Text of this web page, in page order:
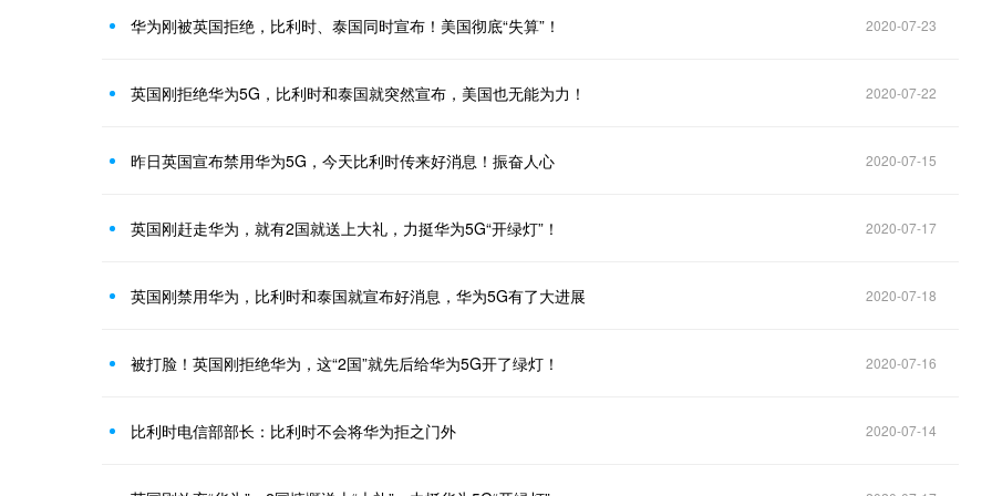
华为刚被英国拒绝，比利时、泰国同时宣布！美国彻底“失算”！ 2020-07-23
英国刚拒绝华为5G，比利时和泰国就突然宣布，美国也无能为力！ 2020-07-22
昨日英国宣布禁用华为5G，今天比利时传来好消息！振奋人心 2020-07-15
英国刚赶走华为，就有2国就送上大礼，力挺华为5G“开绿灯”！ 2020-07-17
英国刚禁用华为，比利时和泰国就宣布好消息，华为5G有了大进展 2020-07-18
被打脸！英国刚拒绝华为，这“2国”就先后给华为5G开了绿灯！ 2020-07-16
比利时电信部部长：比利时不会将华为拒之门外 2020-07-14